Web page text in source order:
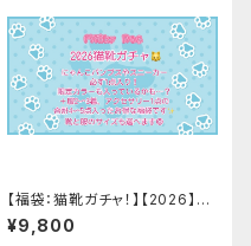
【福袋：猫靴ガチャ！】【2026】Mi
lky Rag 福袋
¥9,800